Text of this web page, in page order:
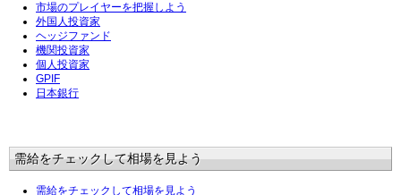
市場のプレイヤーを把握しよう
外国人投資家
ヘッジファンド
機関投資家
個人投資家
GPIF
日本銀行
需給をチェックして相場を見よう
需給をチェックして相場を見よう